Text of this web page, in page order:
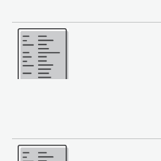
Нэмэх
Нэмэх